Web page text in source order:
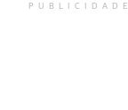
PUBLICIDADE